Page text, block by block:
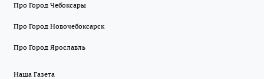
Про Город Чебоксары
Про Город Новочебоксарск
Про Город Ярославль
Наша Газета